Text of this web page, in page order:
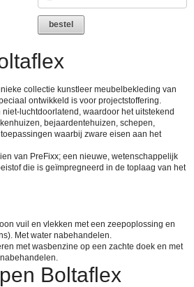
bestel
collectie kunstleer meubelbekleding van
ontwikkeld is voor projectstoffering.
luchtdoorlatend, waardoor het uitstekend
bejaardentehuizen, schepen,
waarbij zware eisen aan het
van PreFixx; een nieuwe, wetenschappelijk
die is geïmpregneerd in de toplaag van het
vuil en vlekken met een zeepoplossing en
Met water nabehandelen.
met wasbenzine op een zachte doek en met
Boltaflex